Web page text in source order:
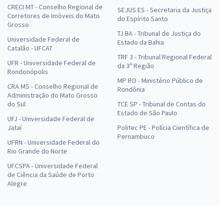
CRECI MT - Conselho Regional de
Corretores de Imóveis do Mato
Grosso
Universidade Federal de
Catalão - UFCAT
UFR - Universidade Federal de
Rondonópolis
CRA MS - Conselho Regional de
Administração do Mato Grosso
do Sul
UFJ - Universidade Federal de
Jataí
UFRN - Universidade Federal do
Rio Grande do Norte
UFCSPA - Universidade Federal
de Ciência da Saúde de Porto
Alegre
SEJUS ES - Secretaria da Justiça
do Espírito Santo
TJ BA - Tribunal de Justiça do
Estado da Bahia
TRF 3 - Tribunal Regional Federal
da 3ª Região
MP RO - Ministério Público de
Rondônia
TCE SP - Tribunal de Contas do
Estado de São Paulo
Politec PE - Polícia Científica de
Pernambuco